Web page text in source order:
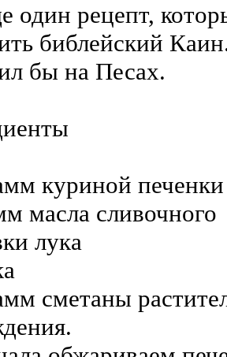
рецепт,
библейский
бы на Песах.
куриной печенки
масла сливочного
лука
сметаны